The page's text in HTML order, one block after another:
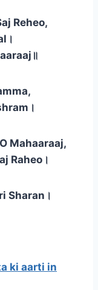
Reheo,
Mahaaraaj,
Raheo।
Sharan।
ki aarti in